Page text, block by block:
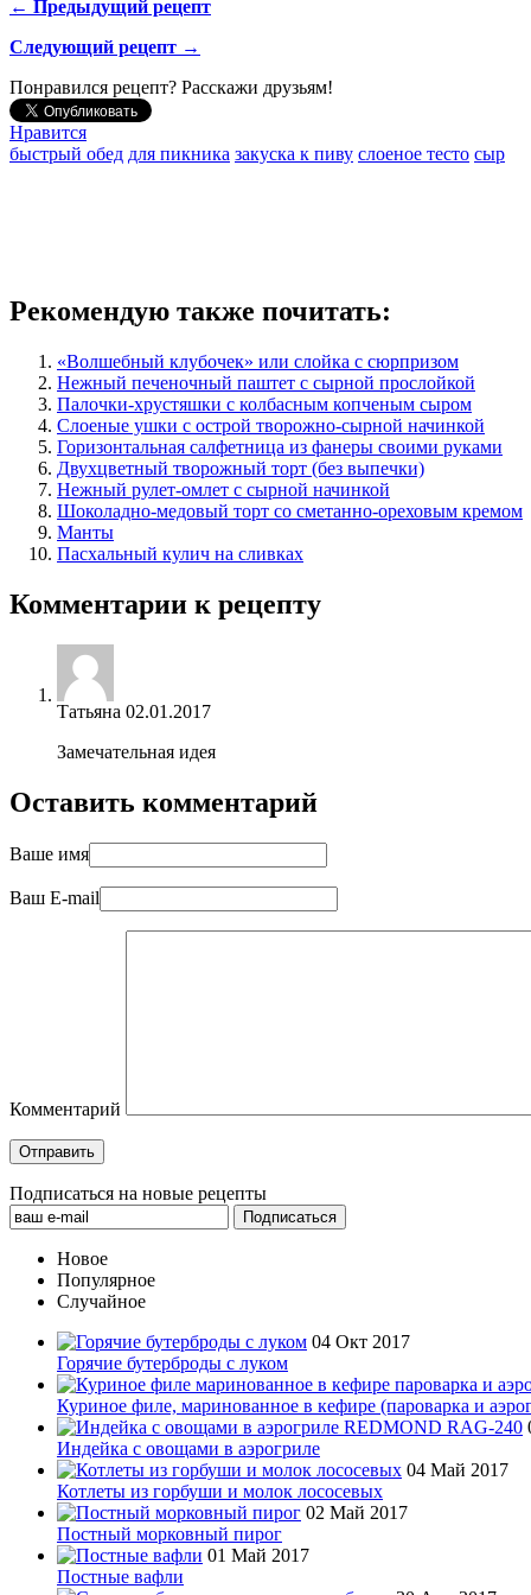
← Предыдущий рецепт
Следующий рецепт →
Понравился рецепт? Расскажи друзьям!
Нравится
быстрый обед для пикника закуска к пиву слоеное тесто сыр
Рекомендую также почитать:
«Волшебный клубочек» или слойка с сюрпризом
Нежный печеночный паштет с сырной прослойкой
Палочки-хрустяшки с колбасным копченым сыром
Слоеные ушки с острой творожно-сырной начинкой
Горизонтальная салфетница из фанеры своими руками
Двухцветный творожный торт (без выпечки)
Нежный рулет-омлет с сырной начинкой
Шоколадно-медовый торт со сметанно-ореховым кремом
Манты
Пасхальный кулич на сливках
Комментарии к рецепту
Татьяна 02.01.2017
Замечательная идея
Оставить комментарий
Ваше имя
Ваш E-mail
Комментарий
Подписаться на новые рецепты
Новое
Популярное
Случайное
04 Окт 2017
Горячие бутерброды с луком
Куриное филе, маринованное в кефире (пароварка и
Индейка с овощами в аэрогриле
04 Май 2017
Котлеты из горбуши и молок лососевых
02 Май 2017
Постный морковный пирог
01 Май 2017
Постные вафли